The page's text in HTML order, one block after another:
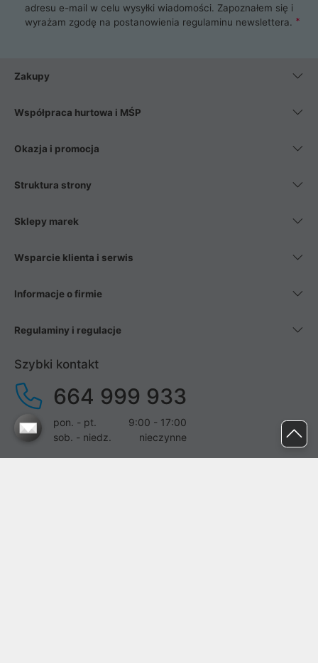
adresu e-mail w celu wysyłki wiadomości. Zapoznałem się i
wyrażam zgodę na postanowienia regulaminu newslettera.
Zakupy
Współpraca hurtowa i MŚP
Okazja i promocja
Struktura strony
Sklepy marek
Wsparcie klienta i serwis
Informacje o firmie
Regulaminy i regulacje
Szybki kontakt
664 999 933
pon. - pt.
9:00 - 17:00
sob. - niedz.
nieczynne